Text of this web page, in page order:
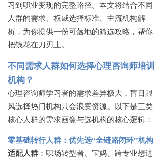
习到职业变现的完整路径。本文将结合不同
人群的需求、权威选择标准、主流机构解
析，为你提供一份可落地的筛选攻略，帮你
把钱花在刀刃上。
不同需求人群如何选择心理咨询师培训
机构？
心理咨询师学习者的需求差异极大，盲目跟
风选择热门机构只会浪费资源。以下是三类
核心人群的需求画像与选机构的核心逻辑：
零基础转行人群：优先选“全链路闭环”机构
适配人群 ：职场转型者、宝妈、跨专业想进